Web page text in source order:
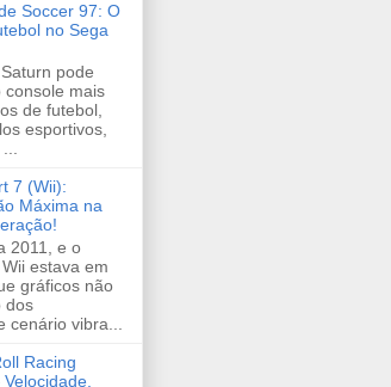
Soccer 97: O
no Sega
pode
console mais
de futebol,
esportivos,
7 (Wii):
Máxima na
2011, e o
estava em
gráficos não
dos
vibra...
Racing